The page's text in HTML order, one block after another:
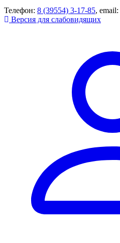
Телефон: 8 (39554) 3-17-85, email:
Версия для слабовидящих